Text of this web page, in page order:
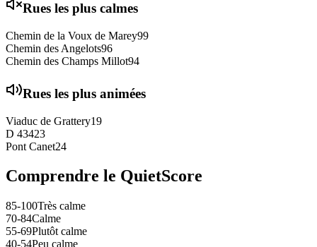
Rues les plus calmes
Chemin de la Voux de Marey99
Chemin des Angelots96
Chemin des Champs Millot94
Rues les plus animées
Viaduc de Grattery19
D 43423
Pont Canet24
Comprendre le QuietScore
85-100Très calme
70-84Calme
55-69Plutôt calme
40-54Peu calme